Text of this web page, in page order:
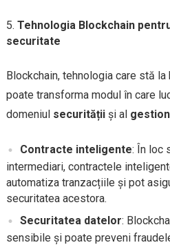
Tehnologia Blockchain
securitate
Blockchain, tehnologia care stă
poate transforma modul în care
domeniul securitățiiși al
Contracte inteligente: În loc
intermediari, contractele
automatiza tranzacțiile și pot
securitatea acestora.
Securitatea datelor:
sensibile și poate preveni